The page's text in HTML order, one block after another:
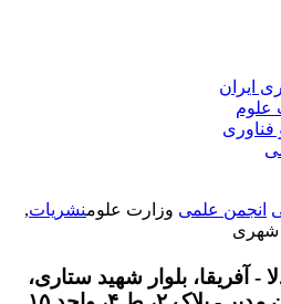
انجمن علمیوزارت علومنشریات,
آفریقا، بلوار شهید ستاری،